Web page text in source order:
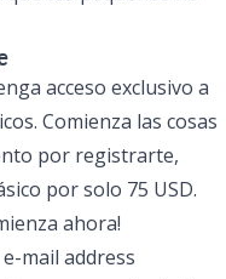
acceso exclusivo a
Comienza las cosas
por registrarte,
por solo 75 USD.
ahora!
mail address